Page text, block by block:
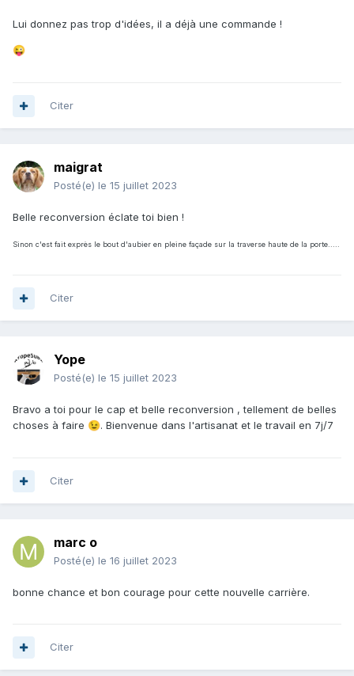
Lui donnez pas trop d'idées, il a déjà une commande !
😜
Citer
maigrat
Posté(e) le 15 juillet 2023
Belle reconversion éclate toi bien !
Sinon c'est fait exprès le bout d'aubier en pleine façade sur la traverse haute de la porte.....
Citer
Yope
Posté(e) le 15 juillet 2023
Bravo a toi pour le cap et belle reconversion , tellement de belles
choses à faire 😉. Bienvenue dans l'artisanat et le travail en 7j/7
Citer
marc o
Posté(e) le 16 juillet 2023
bonne chance et bon courage pour cette nouvelle carrière.
Citer